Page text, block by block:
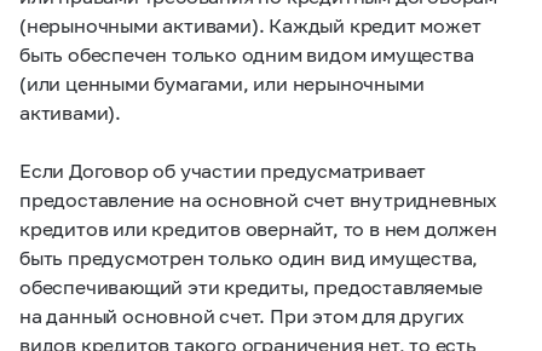
(нерыночными активами). Каждый кредит может
быть обеспечен только одним видом имущества
(или ценными бумагами, или нерыночными
активами).
Если Договор об участии предусматривает
предоставление на основной счет внутридневных
кредитов или кредитов овернайт, то в нем должен
быть предусмотрен только один вид имущества,
обеспечивающий эти кредиты, предоставляемые
на данный основной счет. При этом для других
видов кредитов такого ограничения нет, то есть